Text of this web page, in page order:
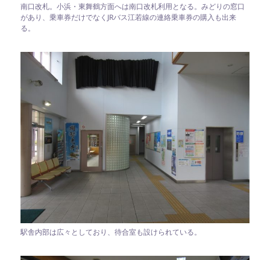
南口改札。小浜・東舞鶴方面へは南口改札利用となる。みどりの窓口
があり、乗車券だけでなくJRバス江若線の連絡乗車券の購入も出来
る。
駅舎内部は広々としており、待合室も設けられている。